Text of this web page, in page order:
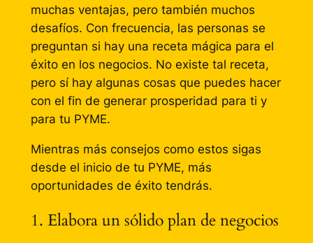
muchas ventajas, pero también muchos
desafíos. Con frecuencia, las personas se
preguntan si hay una receta mágica para el
éxito en los negocios. No existe tal receta,
pero sí hay algunas cosas que puedes hacer
con el fin de generar prosperidad para ti y
para tu PYME.
Mientras más consejos como estos sigas
desde el inicio de tu PYME, más
oportunidades de éxito tendrás.
1. Elabora un sólido plan de negocios